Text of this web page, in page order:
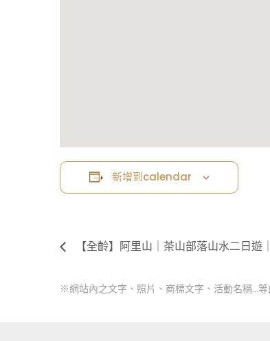
新增到calendar
【全齡】阿里山｜茶山部落山水二日
※網站內之文字、照片、商標文字、活動名稱…